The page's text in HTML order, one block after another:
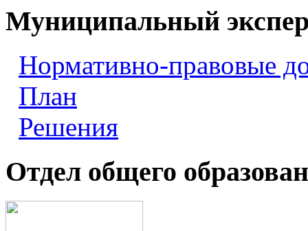
Муниципальный
Нормативно-правовые
План
Решения
Отдел общего